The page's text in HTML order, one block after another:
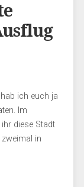
ich euch ja
Im
diese Stadt
in